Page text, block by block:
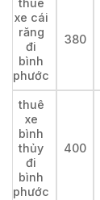
thuê
xe cái
răng
đi
bình
phước
380
thuê
xe
bình
thủy
đi
bình
phước
400